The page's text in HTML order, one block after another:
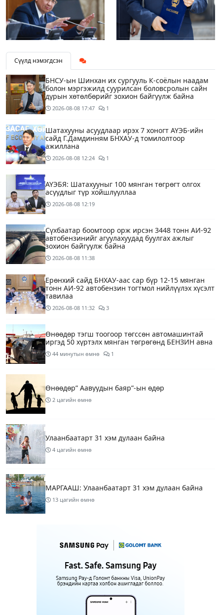
Сүүлд нэмэгдсэн
БНСУ-ын Шинхан их сургууль К-соёлын наадам
болон мэргэжилд суурилсан боловсролын сайн
дурын хөтөлбөрийг зохион байгуулж байна
2026-08-08 17:47 1
Шатахууны асуудлаар ирэх 7 хоногт АҮЭБ-ийн
сайд Г.Дамдинням БНХАУ-д томилолтоор
ажиллана
2026-08-08 12:24 1
АҮЭБЯ: Шатахууныг 100 мянган төгрөгт олгох
асуудлыг түр хойшлууллаа
2026-08-08 12:19
Сүхбаатар боомтоор орж ирсэн 3448 тонн АИ-92
автобензинийг агуулахуудад буулгах ажлыг
зохион байгуулж байна
2026-08-08 11:38
Ерөнхий сайд БНХАУ-аас сар бүр 12-15 мянган
тонн АИ-92 автобензин тогтмол нийлүүлэх хүсэлт
тавилаа
2026-08-08 11:32 3
Өнөөдөр тэгш тоогоор төгссөн автомашинтай
иргэд 50 хүртэлх мянган төгрөгөнд БЕНЗИН авна
44 минутын өмнө 1
Өнөөдөр” Аавуудын баяр”-ын өдөр
2 цагийн өмнө
Улаанбаатарт 31 хэм дулаан байна
4 цагийн өмнө
МАРГААШ: Улаанбаатарт 31 хэм дулаан байна
13 цагийн өмнө
илрүүлэн шалгаж байна
Энэ сарын 9-13-ныг хүртэлх цаг агаарын
17 цагийн өмнө